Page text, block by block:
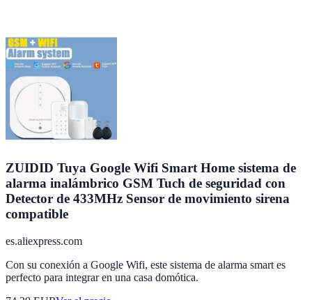
ZUIDID Tuya Google Wifi Smart Home sistema de
alarma inalámbrico GSM Tuch de seguridad con
Detector de 433MHz Sensor de movimiento sirena
compatible
es.aliexpress.com
Con su conexión a Google Wifi, este sistema de alarma smart es
perfecto para integrar en una casa domótica.